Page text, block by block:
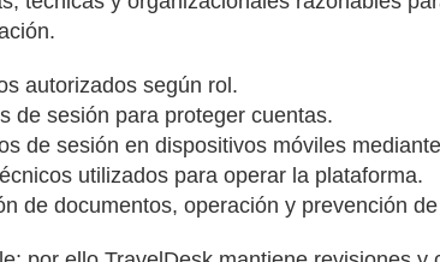
autorizados según rol.
de sesión para proteger cuentas.
de sesión en dispositivos móviles
utilizados para operar la plataforma.
de documentos, operación y prevención